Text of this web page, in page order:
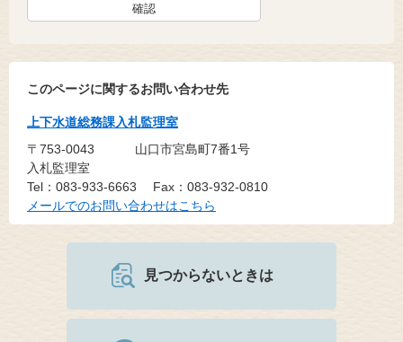
このページに関するお問い合わせ先
上下水道総務課入札監理室
〒753-0043
山口市宮島町7番1号
入札監理室
Tel：083-933-6663
Fax：083-932-0810
メールでのお問い合わせはこちら
見つからないときは